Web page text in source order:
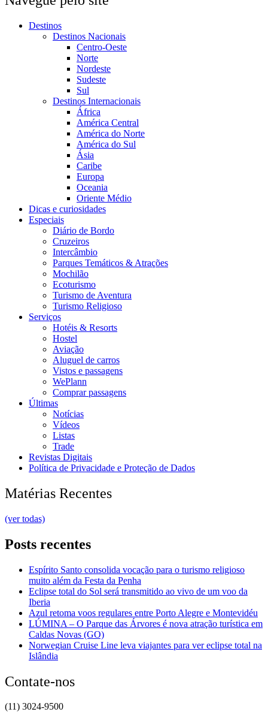
Destinos
Destinos Nacionais
Centro-Oeste
Norte
Nordeste
Sudeste
Sul
Destinos Internacionais
África
América Central
América do Norte
América do Sul
Ásia
Caribe
Europa
Oceania
Oriente Médio
Dicas e curiosidades
Especiais
Diário de Bordo
Cruzeiros
Intercâmbio
Parques Temáticos & Atrações
Mochilão
Ecoturismo
Turismo de Aventura
Turismo Religioso
Serviços
Hotéis & Resorts
Hostel
Aviação
Aluguel de carros
Vistos e passagens
WePlann
Comprar passagens
Últimas
Notícias
Vídeos
Listas
Trade
Revistas Digitais
Política de Privacidade e Proteção de Dados
Matérias Recentes
(ver todas)
Posts recentes
Espírito Santo consolida vocação para o turismo religioso
muito além da Festa da Penha
Eclipse total do Sol será transmitido ao vivo de um voo da
Iberia
Azul retoma voos regulares entre Porto Alegre e Montevidéu
LÚMINA – O Parque das Árvores é nova atração turística em
Caldas Novas (GO)
Norwegian Cruise Line leva viajantes para ver eclipse total na
Islândia
Contate-nos
(11) 3024-9500